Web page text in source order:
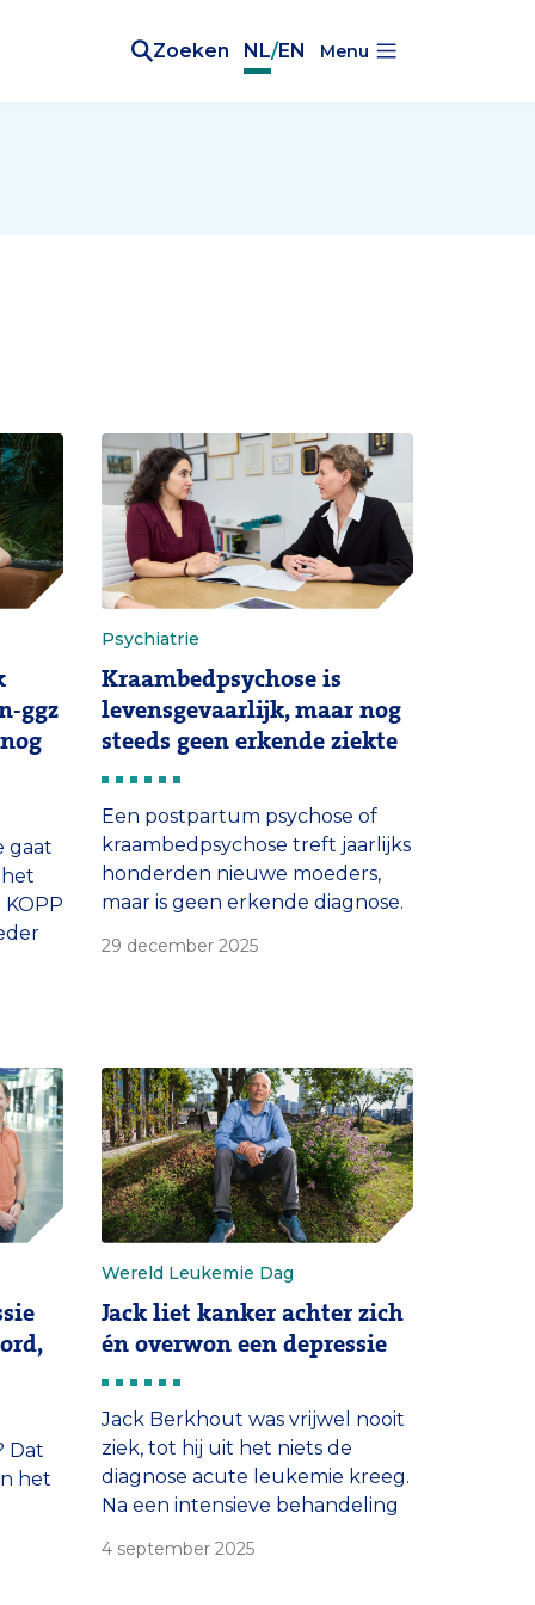
Zoeken NL/EN Menu
ggz
gaat
het
Psychiatrie
Kraambedpsychose is
levensgevaarlijk, maar nog
steeds geen erkende ziekte
Een postpartum psychose of
kraambedpsychose treft jaarlijks
honderden nieuwe moeders,
maar is geen erkende diagnose.
daardoor niet adequaat
29 december 2025
Dat
het
Wereld Leukemie Dag
Jack liet kanker achter zich
én overwon een depressie
Jack Berkhout was vrijwel nooit
ziek, tot hij uit het niets de
diagnose acute leukemie kreeg.
Na een intensieve behandeling
maar toen kwam een nog
4 september 2025